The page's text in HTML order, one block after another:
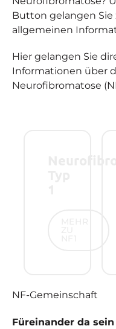
Button gelangen
allgemeinen
Hier gelangen Sie
Informationen über
Neurofibromatose
NF-Gemeinschaft
Füreinander da